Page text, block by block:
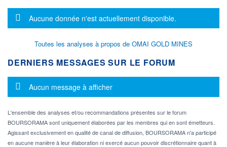
Message d'information
Aucune donnée n'est actuellement disponible.
Toutes les analyses à propos de OMAI GOLD MINES
DERNIERS MESSAGES SUR LE FORUM
Message d'information
Aucun message à afficher
L'ensemble des analyses et/ou recommandations présentes sur le forum
BOURSORAMA sont uniquement élaborées par les membres qui en sont émetteurs.
Agissant exclusivement en qualité de canal de diffusion, BOURSORAMA n'a participé
en aucune manière à leur élaboration ni exercé aucun pouvoir discrétionnaire quant à